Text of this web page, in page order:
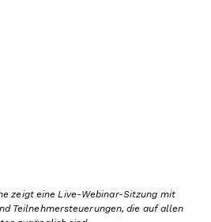
zeigt eine Live-Webinar-Sitzung mit
Teilnehmersteuerungen, die auf allen